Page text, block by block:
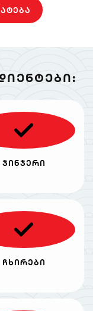
ჯინჯერი
ჩხირები